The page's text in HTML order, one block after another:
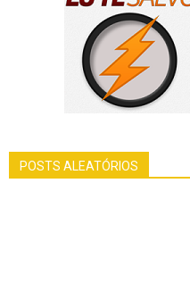
POSTS ALEATÓRIOS